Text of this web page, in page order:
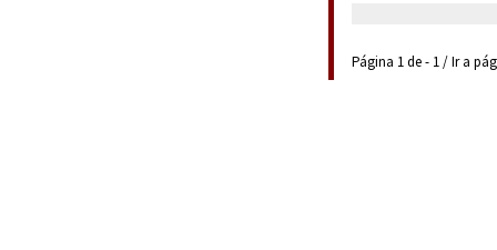
Página 1 de - 1 / Ir a